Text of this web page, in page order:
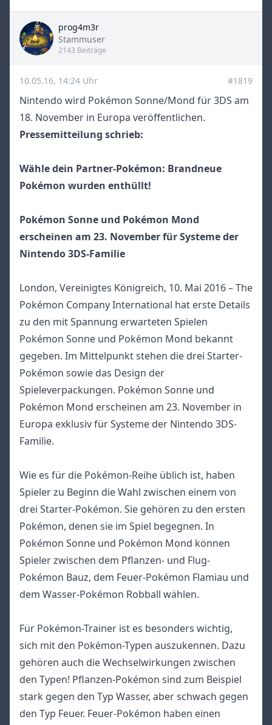
prog4m3r
Title
Stammuser
2143 Beiträge
10.05.16, 14:24 Uhr #1819
Nintendo wird Pokémon Sonne/Mond für 3DS am
18. November in Europa veröffentlichen.
Pressemitteilung schrieb:
Wähle dein Partner-Pokémon: Brandneue
Pokémon wurden enthüllt!
Pokémon Sonne und Pokémon Mond
erscheinen am 23. November für Systeme der
Nintendo 3DS-Familie
London, Vereinigtes Königreich, 10. Mai 2016 – The
Pokémon Company International hat erste Details
zu den mit Spannung erwarteten Spielen
Pokémon Sonne und Pokémon Mond bekannt
gegeben. Im Mittelpunkt stehen die drei Starter-
Pokémon sowie das Design der
Spieleverpackungen. Pokémon Sonne und
Pokémon Mond erscheinen am 23. November in
Europa exklusiv für Systeme der Nintendo 3DS-
Familie.
Wie es für die Pokémon-Reihe üblich ist, haben
Spieler zu Beginn die Wahl zwischen einem von
drei Starter-Pokémon. Sie gehören zu den ersten
Pokémon, denen sie im Spiel begegnen. In
Pokémon Sonne und Pokémon Mond können
Spieler zwischen dem Pflanzen- und Flug-
Pokémon Bauz, dem Feuer-Pokémon Flamiau und
dem Wasser-Pokémon Robball wählen.
Für Pokémon-Trainer ist es besonders wichtig,
sich mit den Pokémon-Typen auszukennen. Dazu
gehören auch die Wechselwirkungen zwischen
den Typen! Pflanzen-Pokémon sind zum Beispiel
stark gegen den Typ Wasser, aber schwach gegen
den Typ Feuer. Feuer-Pokémon haben einen